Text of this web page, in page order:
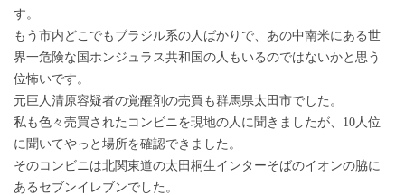
す。
もう市内どこでもブラジル系の人ばかりで、あの中南米にある世
界一危険な国ホンジュラス共和国の人もいるのではないかと思う
位怖いです。
元巨人清原容疑者の覚醒剤の売買も群馬県太田市でした。
私も色々売買されたコンビニを現地の人に聞きましたが、10人位
に聞いてやっと場所を確認できました。
そのコンビニは北関東道の太田桐生インターそばのイオンの脇に
あるセブンイレブンでした。